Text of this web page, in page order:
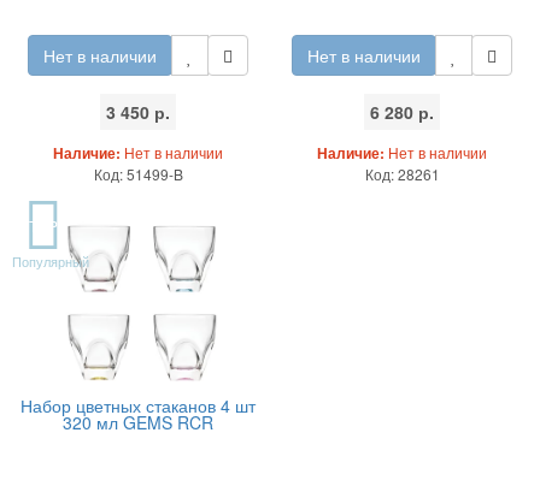
Нет в наличии
3 450 р.
Наличие: Нет в наличии
Код: 51499-B
Нет в наличии
6 280 р.
Наличие: Нет в наличии
Код: 28261
TOP
Популярный
Набор цветных стаканов 4 шт
320 мл GEMS RCR